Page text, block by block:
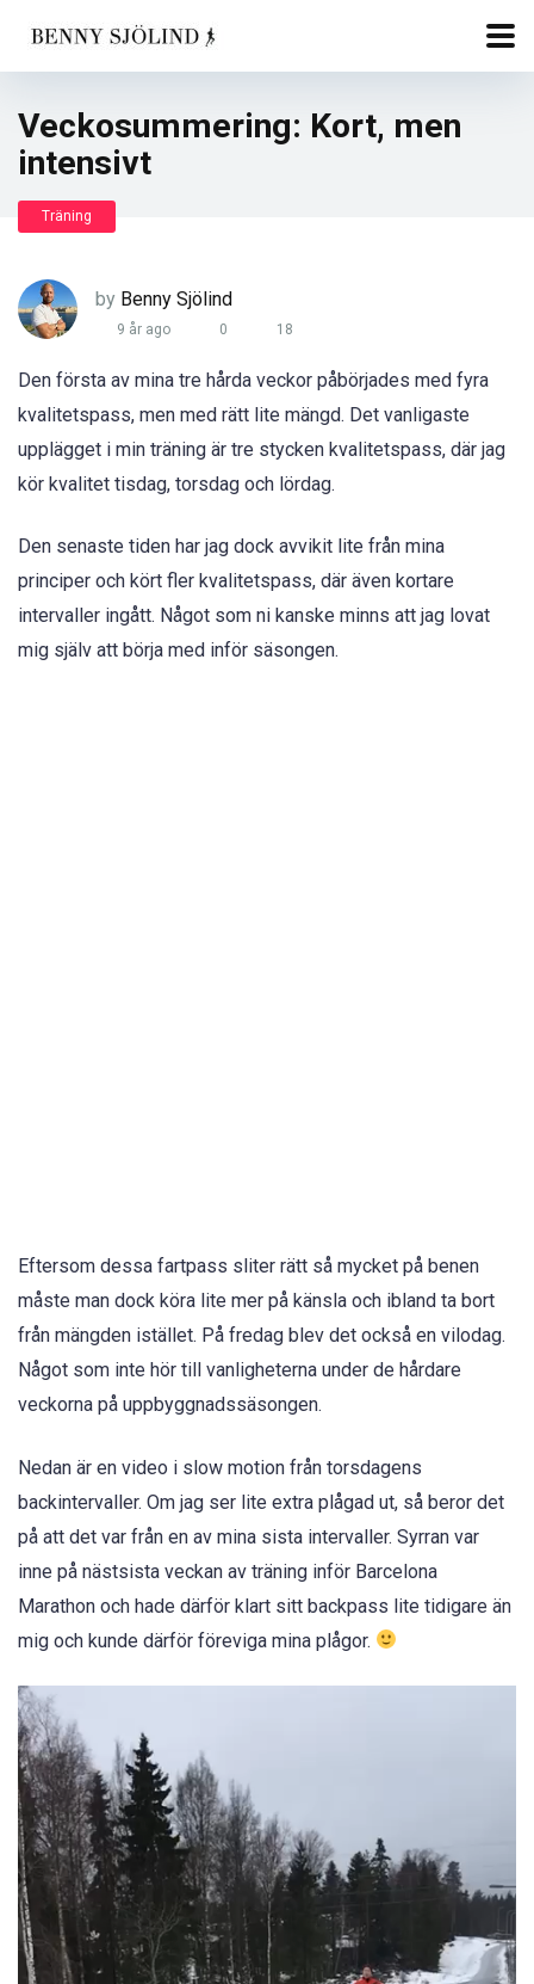
Veckosummering: Kort, men
intensivt
Träning
by Benny Sjölind
9 år ago 0 18
Den första av mina tre hårda veckor påbörjades med fyra
kvalitetspass, men med rätt lite mängd. Det vanligaste
upplägget i min träning är tre stycken kvalitetspass, där jag
kör kvalitet tisdag, torsdag och lördag.
Den senaste tiden har jag dock avvikit lite från mina
principer och kört fler kvalitetspass, där även kortare
intervaller ingått. Något som ni kanske minns att jag lovat
mig själv att börja med inför säsongen.
Eftersom dessa fartpass sliter rätt så mycket på benen
måste man dock köra lite mer på känsla och ibland ta bort
från mängden istället. På fredag blev det också en vilodag.
Något som inte hör till vanligheterna under de hårdare
veckorna på uppbyggnadssäsongen.
Nedan är en video i slow motion från torsdagens
backintervaller. Om jag ser lite extra plågad ut, så beror det
på att det var från en av mina sista intervaller. Syrran var
inne på nästsista veckan av träning inför Barcelona
Marathon och hade därför klart sitt backpass lite tidigare än
mig och kunde därför föreviga mina plågor.
Videospelare